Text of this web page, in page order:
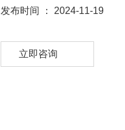
发布时间 ： 2024-11-19
立即咨询